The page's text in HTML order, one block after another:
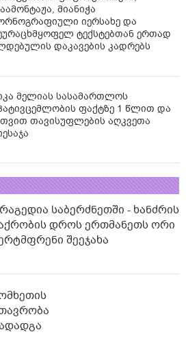
მიანიჭა
იერსახე და
ტექსტებთან ერთად
დაკავების კადრებს
მელიას სასამართლოს
ფაქტზე 1 წლით და
თავისუფლების აღკვეთა
საბერძნეთში - ხანძრის
დროს ერთმანეთს ორი
შეეჯახა